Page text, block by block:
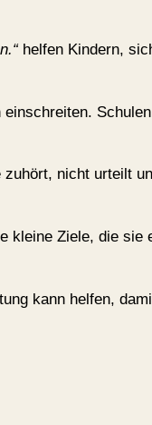
helfen Kindern,
nicht urteilt
kleine Ziele, die sie
kann helfen,